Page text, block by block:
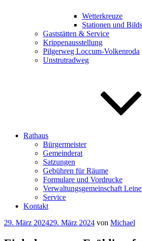
Wetterkreuze
Stationen und
Gaststätten & Service
Krippenausstellung
Pilgerweg Loccum-Volkenroda
Unstrutradweg
Rathaus
Bürgermeister
Gemeinderat
Satzungen
Gebühren für Räume
Formulare und Vordrucke
Verwaltungsgemeinschaft
Service
Kontakt
Veröffentlicht
29. März 202429. März 2024 von Michael